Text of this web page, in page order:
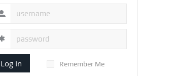
Log In Remember Me